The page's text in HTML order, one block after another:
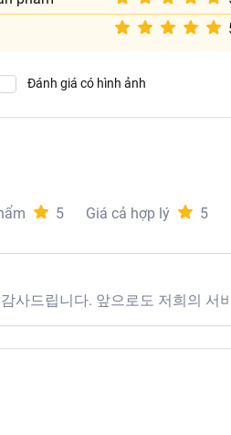
Đánh giá có hình ảnh
5 Giá cả hợp lý 5
사드립니다. 앞으로도 저희의 서